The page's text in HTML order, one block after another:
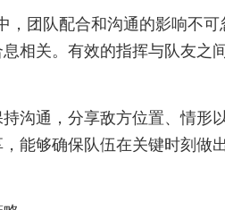
，团队配合和沟通的影响不
相关。有效的指挥与队友之
沟通，分享敌方位置、情形
能够确保队伍在关键时刻做